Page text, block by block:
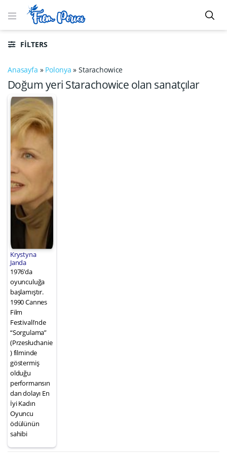
FILTERS
Anasayfa » Polonya »Starachowice
Doğum yeri Starachowice olan sanatçılar
Krystyna
Janda
1976’da
oyunculuğa
başlamıştır.
1990 Cannes
Film
Festivali’nde
“Sorgulama”
(Przesłuchanie
) filminde
göstermiş
olduğu
performansın
dan dolayı En
İyi Kadın
Oyuncu
ödülünün
sahibi